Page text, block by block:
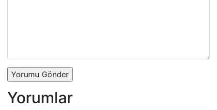
Yorumu Gönder
Yorumlar